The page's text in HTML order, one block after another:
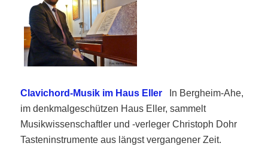
Clavichord-Musik im Haus Eller
In Bergheim-Ahe,
im denkmalgeschützen Haus Eller, sammelt
Musikwissenschaftler und -verleger Christoph Dohr
Tasteninstrumente aus längst vergangener Zeit.